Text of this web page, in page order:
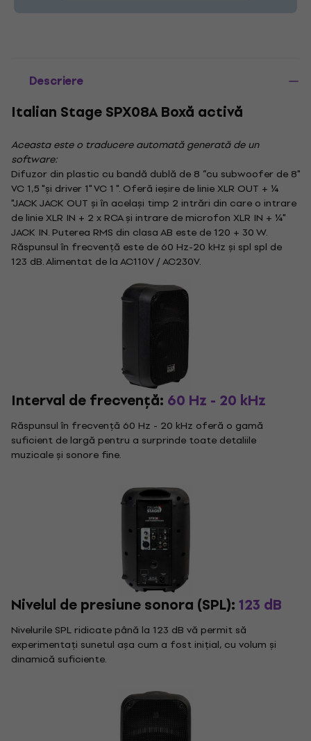
Descriere
Italian Stage SPX08A Boxă activă
Aceasta este o traducere automată generată de un
software:
Difuzor din plastic cu bandă dublă de 8 ”cu subwoofer de 8"
VC 1,5 "și driver 1" VC 1 ". Oferă ieșire de linie XLR OUT + ¼
"JACK JACK OUT și în același timp 2 intrări din care o intrare
de linie XLR IN + 2 x RCA și intrare de microfon XLR IN + ¼"
JACK IN. Puterea RMS din clasa AB este de 120 + 30 W.
Răspunsul în frecvență este de 60 Hz-20 kHz și spl spl de
123 dB. Alimentat de la AC110V / AC230V.
Interval de frecvență: 60 Hz - 20 kHz
Răspunsul în frecvență 60 Hz - 20 kHz oferă o gamă
suficient de largă pentru a surprinde toate detaliile
muzicale și sonore fine.
Nivelul de presiune sonora (SPL):123 dB
Nivelurile SPL ridicate până la 123 dB vă permit să
experimentați sunetul așa cum a fost inițial, cu volum și
dinamică suficiente.